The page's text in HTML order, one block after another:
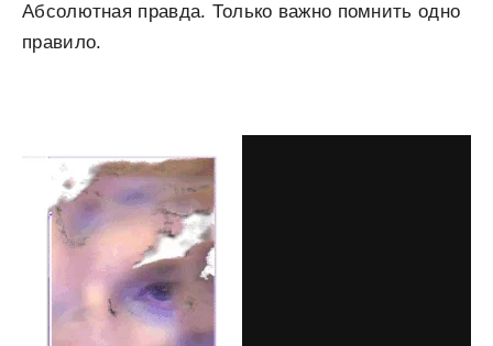
Абсолютная правда. Только важно помнить одно
правило.